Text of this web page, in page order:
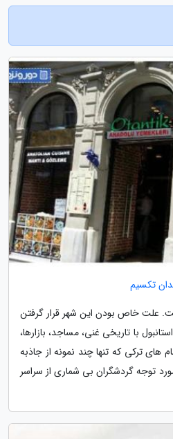
تکسیم
علت خاص بودن این شهر قرار گرفتن
با تاریخی غنی، مساجد، بازارها،
های ترکی که تنها چند نمونه از جاذبه
توجه گردشگران بی شماری از سراسر